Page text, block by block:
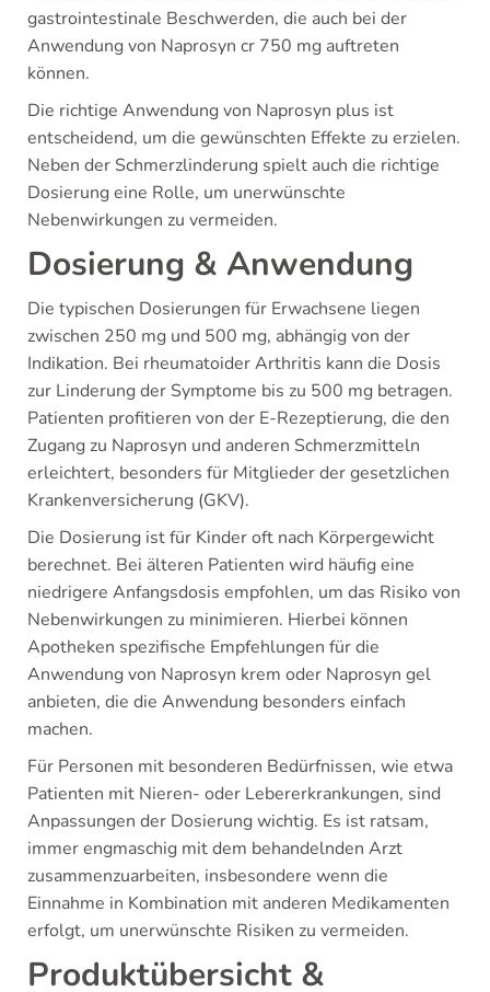
gastrointestinale Beschwerden, die auch bei der
Anwendung von Naprosyn cr 750 mg auftreten
können.
Die richtige Anwendung von Naprosyn plus ist
entscheidend, um die gewünschten Effekte zu erzielen.
Neben der Schmerzlinderung spielt auch die richtige
Dosierung eine Rolle, um unerwünschte
Nebenwirkungen zu vermeiden.
Dosierung & Anwendung
Die typischen Dosierungen für Erwachsene liegen
zwischen 250 mg und 500 mg, abhängig von der
Indikation. Bei rheumatoider Arthritis kann die Dosis
zur Linderung der Symptome bis zu 500 mg betragen.
Patienten profitieren von der E-Rezeptierung, die den
Zugang zu Naprosyn und anderen Schmerzmitteln
erleichtert, besonders für Mitglieder der gesetzlichen
Krankenversicherung (GKV).
Die Dosierung ist für Kinder oft nach Körpergewicht
berechnet. Bei älteren Patienten wird häufig eine
niedrigere Anfangsdosis empfohlen, um das Risiko von
Nebenwirkungen zu minimieren. Hierbei können
Apotheken spezifische Empfehlungen für die
Anwendung von Naprosyn krem oder Naprosyn gel
anbieten, die die Anwendung besonders einfach
machen.
Für Personen mit besonderen Bedürfnissen, wie etwa
Patienten mit Nieren- oder Lebererkrankungen, sind
Anpassungen der Dosierung wichtig. Es ist ratsam,
immer engmaschig mit dem behandelnden Arzt
zusammenzuarbeiten, insbesondere wenn die
Einnahme in Kombination mit anderen Medikamenten
erfolgt, um unerwünschte Risiken zu vermeiden.
Produktübersicht &